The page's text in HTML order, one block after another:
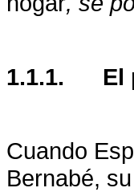
1.1.1. El
Cuando
Bernabé,